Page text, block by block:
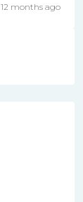
12 months ago